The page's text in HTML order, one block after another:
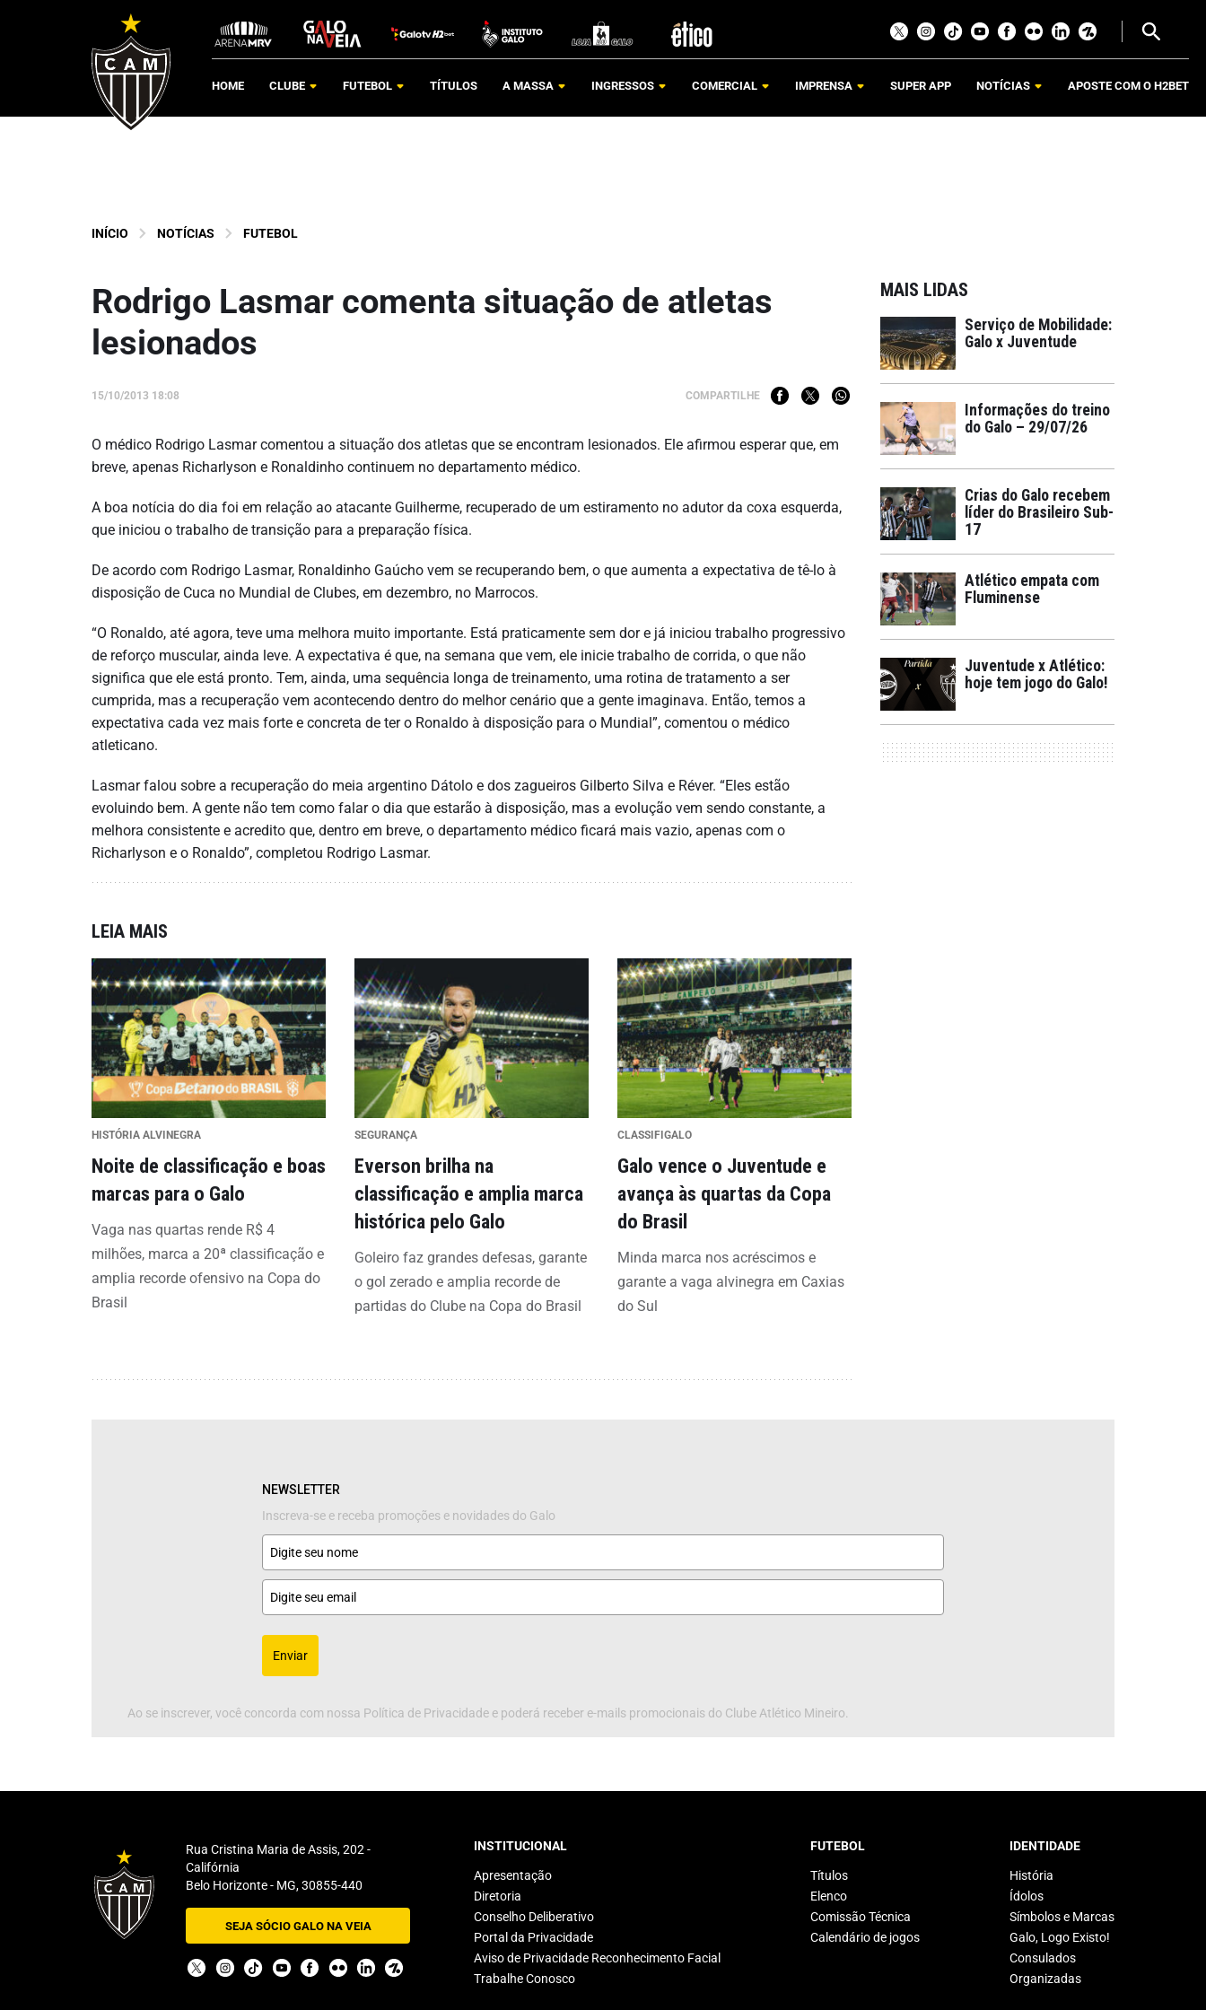
HOME CLUBE FUTEBOL TÍTULOS A MASSA INGRESSOS COMERCIAL IMPRENSA SUPER APP NOTÍCIAS APOSTE COM O H2BET
INÍCIO NOTÍCIAS FUTEBOL
Rodrigo Lasmar comenta situação de atletas
lesionados
15/10/2013 18:08 COMPARTILHE
O médico Rodrigo Lasmar comentou a situação dos atletas que se encontram lesionados. Ele afirmou esperar que, em
breve, apenas Richarlyson e Ronaldinho continuem no departamento médico.
A boa notícia do dia foi em relação ao atacante Guilherme, recuperado de um estiramento no adutor da coxa esquerda,
que iniciou o trabalho de transição para a preparação física.
De acordo com Rodrigo Lasmar, Ronaldinho Gaúcho vem se recuperando bem, o que aumenta a expectativa de tê-lo à
disposição de Cuca no Mundial de Clubes, em dezembro, no Marrocos.
“O Ronaldo, até agora, teve uma melhora muito importante. Está praticamente sem dor e já iniciou trabalho progressivo
de reforço muscular, ainda leve. A expectativa é que, na semana que vem, ele inicie trabalho de corrida, o que não
significa que ele está pronto. Tem, ainda, uma sequência longa de treinamento, uma rotina de tratamento a ser
cumprida, mas a recuperação vem acontecendo dentro do melhor cenário que a gente imaginava. Então, temos a
expectativa cada vez mais forte e concreta de ter o Ronaldo à disposição para o Mundial”, comentou o médico
atleticano.
Lasmar falou sobre a recuperação do meia argentino Dátolo e dos zagueiros Gilberto Silva e Réver. “Eles estão
evoluindo bem. A gente não tem como falar o dia que estarão à disposição, mas a evolução vem sendo constante, a
melhora consistente e acredito que, dentro em breve, o departamento médico ficará mais vazio, apenas com o
Richarlyson e o Ronaldo”, completou Rodrigo Lasmar.
LEIA MAIS
HISTÓRIA ALVINEGRA
Noite de classificação e boas
marcas para o Galo
Vaga nas quartas rende R$ 4
milhões, marca a 20ª classificação e
amplia recorde ofensivo na Copa do
Brasil
SEGURANÇA
Everson brilha na
classificação e amplia marca
histórica pelo Galo
Goleiro faz grandes defesas, garante
o gol zerado e amplia recorde de
partidas do Clube na Copa do Brasil
CLASSIFIGALO
Galo vence o Juventude e
avança às quartas da Copa
do Brasil
Minda marca nos acréscimos e
garante a vaga alvinegra em Caxias
do Sul
MAIS LIDAS
Serviço de Mobilidade:
Galo x Juventude
Informações do treino
do Galo – 29/07/26
Crias do Galo recebem
líder do Brasileiro Sub-
17
Atlético empata com
Fluminense
Juventude x Atlético:
hoje tem jogo do Galo!
NEWSLETTER
Inscreva-se e receba promoções e novidades do Galo
Enviar
Ao se inscrever, você concorda com nossa Política de Privacidade e poderá receber e-mails promocionais do Clube Atlético Mineiro.
Rua Cristina Maria de Assis, 202 -
Califórnia
Belo Horizonte - MG, 30855-440
SEJA SÓCIO GALO NA VEIA
INSTITUCIONAL
Apresentação
Diretoria
Conselho Deliberativo
Portal da Privacidade
Aviso de Privacidade Reconhecimento Facial
Trabalhe Conosco
FUTEBOL
Títulos
Elenco
Comissão Técnica
Calendário de jogos
IDENTIDADE
História
Ídolos
Símbolos e Marcas
Galo, Logo Existo!
Consulados
Organizadas